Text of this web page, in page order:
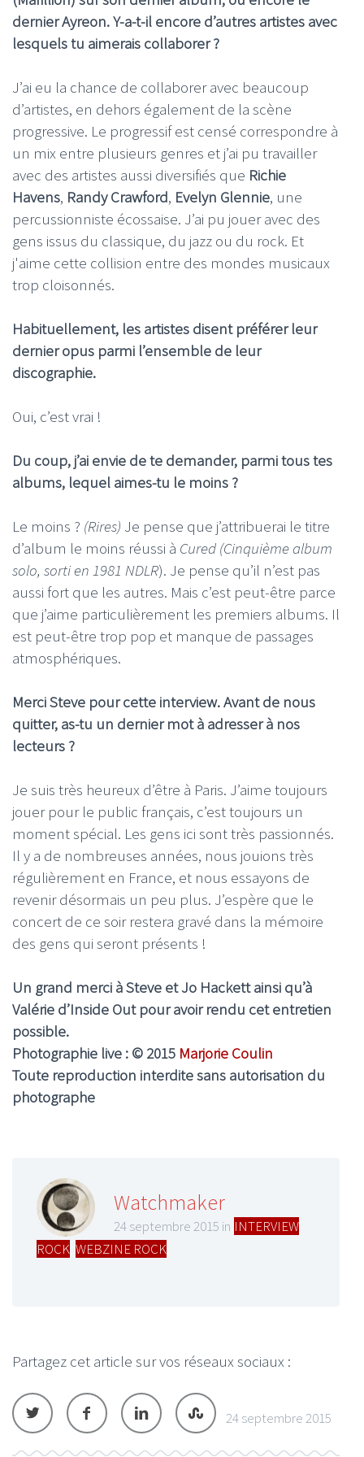
dernier Ayreon. Y-a-t-il encore d’autres artistes avec
lesquels tu aimerais collaborer ?
J’ai eu la chance de collaborer avec beaucoup
d’artistes, en dehors également de la scène
progressive. Le progressif est censé correspondre à
un mix entre plusieurs genres et j’ai pu travailler
avec des artistes aussi diversifiés que Richie
Havens, Randy Crawford, Evelyn Glennie, une
percussionniste écossaise. J’ai pu jouer avec des
gens issus du classique, du jazz ou du rock. Et
j'aime cette collision entre des mondes musicaux
trop cloisonnés.
Habituellement, les artistes disent préférer leur
dernier opus parmi l’ensemble de leur
discographie.
Oui, c’est vrai !
Du coup, j’ai envie de te demander, parmi tous tes
albums, lequel aimes-tu le moins ?
Le moins ? (Rires) Je pense que j’attribuerai le titre
d’album le moins réussi à Cured (Cinquième album
solo, sorti en 1981 NDLR). Je pense qu’il n’est pas
aussi fort que les autres. Mais c’est peut-être parce
que j’aime particulièrement les premiers albums. Il
est peut-être trop pop et manque de passages
atmosphériques.
Merci Steve pour cette interview. Avant de nous
quitter, as-tu un dernier mot à adresser à nos
lecteurs ?
Je suis très heureux d’être à Paris. J’aime toujours
jouer pour le public français, c’est toujours un
moment spécial. Les gens ici sont très passionnés.
Il y a de nombreuses années, nous jouions très
régulièrement en France, et nous essayons de
revenir désormais un peu plus. J’espère que le
concert de ce soir restera gravé dans la mémoire
des gens qui seront présents !
Un grand merci à Steve et Jo Hackett ainsi qu’à
Valérie d’Inside Out pour avoir rendu cet entretien
possible.
Photographie live : © 2015 Marjorie Coulin
Toute reproduction interdite sans autorisation du
photographe
Watchmaker
24 septembre 2015 in INTERVIEW
ROCK WEBZINE ROCK
Partagez cet article sur vos réseaux sociaux :
24 septembre 2015